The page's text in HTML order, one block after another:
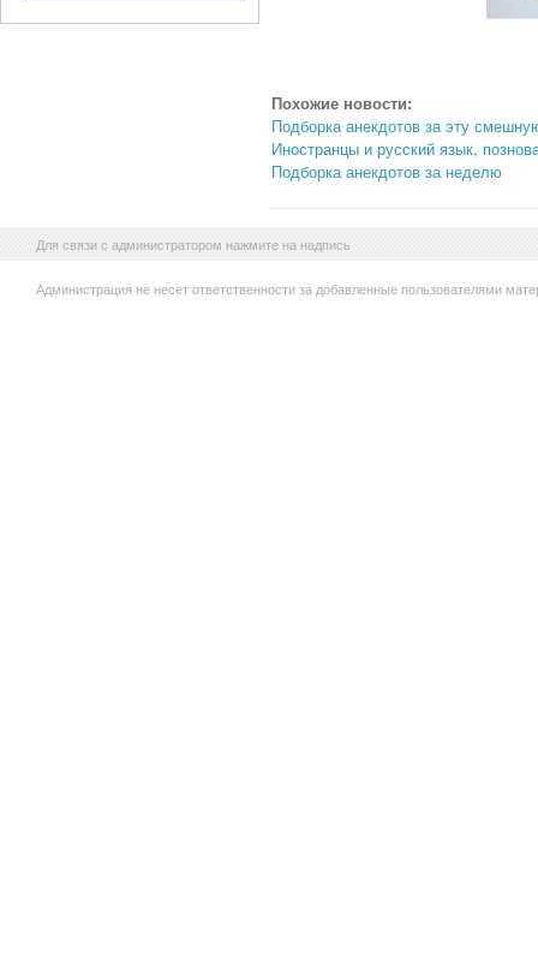
Похожие новости:
Подборка анекдотов за эту
Иностранцы и русский язык,
Подборка анекдотов за неделю
Для связи с администратором нажмите на надпись
Администрация не несет ответственности за добавленные пользователями